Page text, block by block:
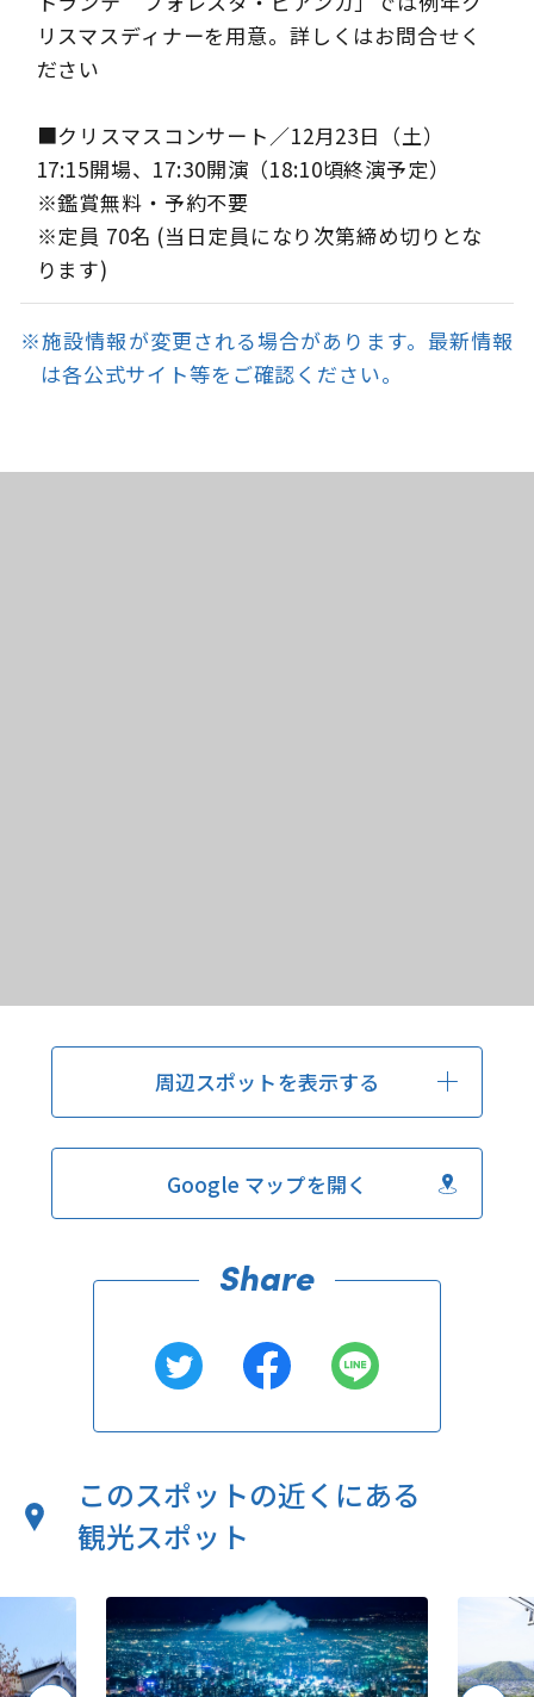
リスマスディナーを用意。詳しくはお問合せく
ださい
■クリスマスコンサート／12月23日（土）
17:15開場、17:30開演（18:10頃終演予定）
※鑑賞無料・予約不要
※定員 70名 (当日定員になり次第締め切りとな
ります)
※施設情報が変更される場合があります。最新情報
は各公式サイト等をご確認ください。
周辺スポットを表示する
Google マップを開く
このスポットの近くにある
観光スポット